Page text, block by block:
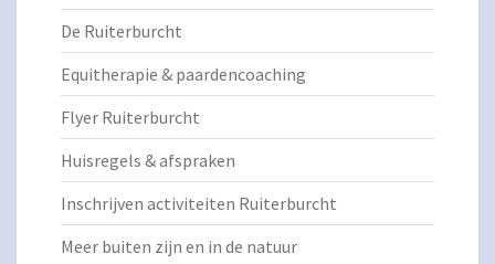
De Ruiterburcht
Equitherapie & paardencoaching
Flyer Ruiterburcht
Huisregels & afspraken
Inschrijven activiteiten Ruiterburcht
Meer buiten zijn en in de natuur